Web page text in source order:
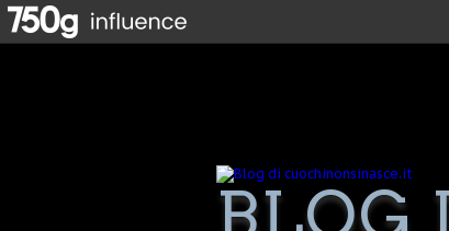
BLOG